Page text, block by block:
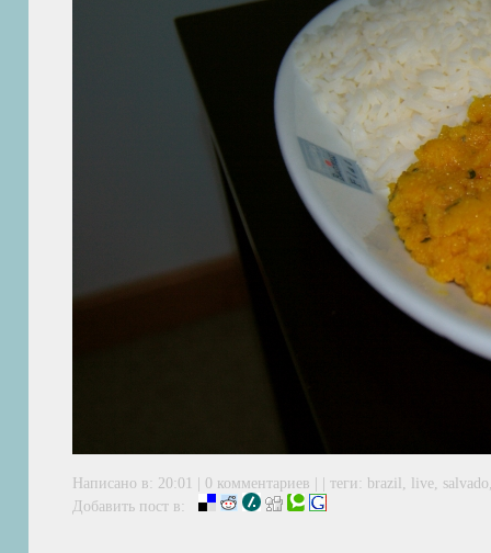
Написано в: 20:01 | 0 комментариев | | теги: brazil, live, salvado
Добавить пост в: